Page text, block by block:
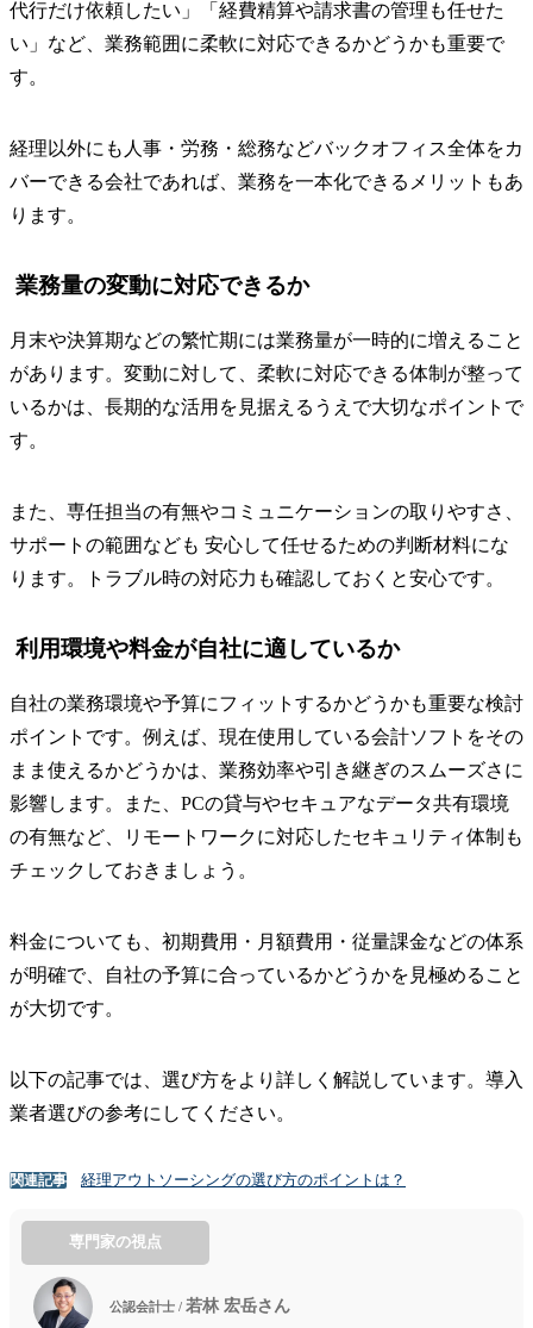
代行だけ依頼したい」「経費精算や請求書の管理も任せた
い」など、業務範囲に柔軟に対応できるかどうかも重要で
す。
経理以外にも人事・労務・総務などバックオフィス全体をカ
バーできる会社であれば、業務を一本化できるメリットもあ
ります。
業務量の変動に対応できるか
月末や決算期などの繁忙期には業務量が一時的に増えること
があります。変動に対して、柔軟に対応できる体制が整って
いるかは、長期的な活用を見据えるうえで大切なポイントで
す。
また、専任担当の有無やコミュニケーションの取りやすさ、
サポートの範囲なども 安心して任せるための判断材料にな
ります。トラブル時の対応力も確認しておくと安心です。
利用環境や料金が自社に適しているか
自社の業務環境や予算にフィットするかどうかも重要な検討
ポイントです。例えば、現在使用している会計ソフトをその
まま使えるかどうかは、業務効率や引き継ぎのスムーズさに
影響します。また、PCの貸与やセキュアなデータ共有環境
の有無など、リモートワークに対応したセキュリティ体制も
チェックしておきましょう。
料金についても、初期費用・月額費用・従量課金などの体系
が明確で、自社の予算に合っているかどうかを見極めること
が大切です。
以下の記事では、選び方をより詳しく解説しています。導入
業者選びの参考にしてください。
関連記事 経理アウトソーシングの選び方のポイントは？
専門家の視点
公認会計士 / 若林 宏岳さん